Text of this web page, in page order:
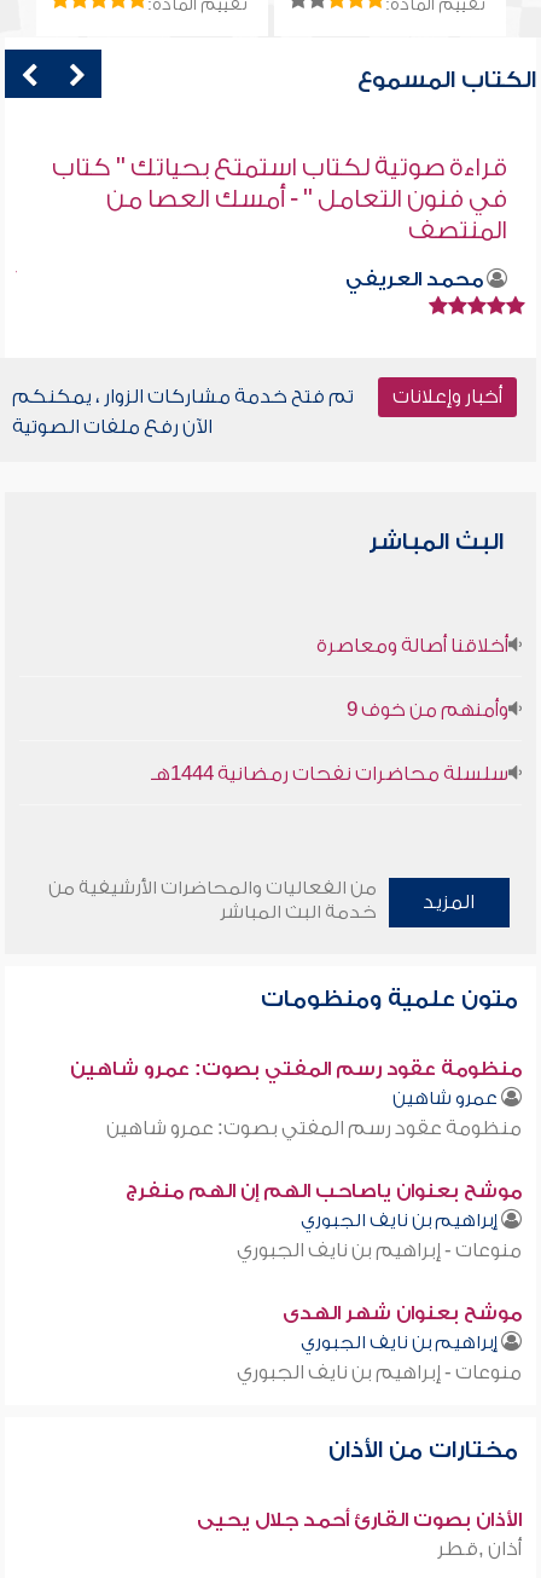
تقييم المادة: تقييم المادة:
الكتاب المسموع
قراءة صوتية لكتاب استمتع بحياتك " كتاب
في فنون التعامل " - أمسك العصا من
المنتصف
محمد العريفي
أخبار وإعلانات
تم فتح خدمة مشاركات الزوار ، يمكنكم
الآن رفع ملفات الصوتية
البث المباشر
أخلاقنا أصالة ومعاصرة
وأمنهم من خوف 9
سلسلة محاضرات نفحات رمضانية 1444هـ
المزيد
من الفعاليات والمحاضرات الأرشيفية من
خدمة البث المباشر
متون علمية ومنظومات
منظومة عقود رسم المفتي بصوت: عمرو شاهين
عمرو شاهين
منظومة عقود رسم المفتي بصوت: عمرو شاهين
موشح بعنوان ياصاحب الهم إن الهم منفرج
إبراهيم بن نايف الجبوري
منوعات - إبراهيم بن نايف الجبوري
موشح بعنوان شهر الهدى
إبراهيم بن نايف الجبوري
منوعات - إبراهيم بن نايف الجبوري
مختارات من الأذان
الأذان بصوت القارئ أحمد جلال يحيى
أذان ,قطر